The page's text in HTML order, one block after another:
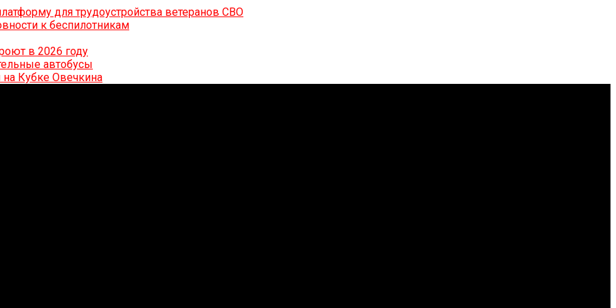
для трудоустройства ветеранов СВО
к беспилотникам
в 2026 году
автобусы
Кубке Овечкина